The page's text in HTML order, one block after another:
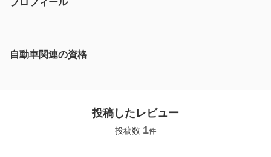
プロフィール
自動車関連の資格
投稿したレビュー
投稿数 1件